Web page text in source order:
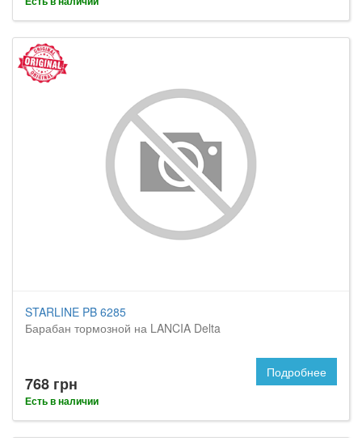
STARLINE PB 6285
Барабан тормозной на LANCIA Delta
768 грн
Есть в наличии
Подробнее